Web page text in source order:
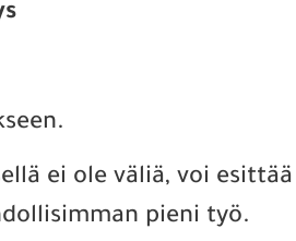
ei ole väliä, voi
pieni työ.